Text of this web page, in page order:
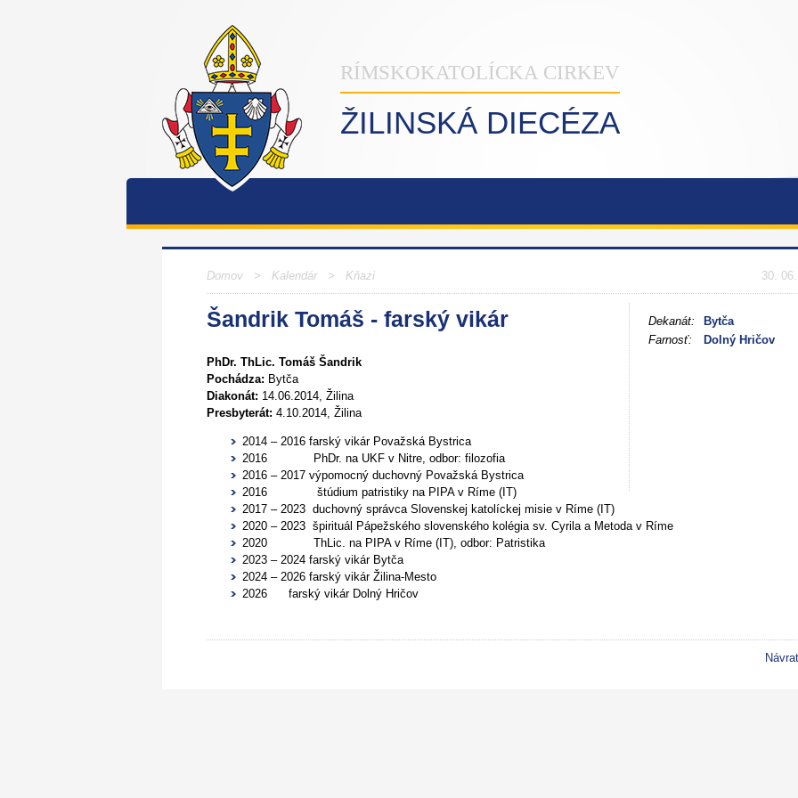
RÍMSKOKATOLÍCKA CIRKEV
ŽILINSKÁ DIECÉZA
30.
Domov > Kalendár > Kňazi
Dekanát:
Bytča
Farnosť:
Dolný Hričov
Šandrik Tomáš - farský vikár
PhDr. ThLic. Tomáš Šandrik
Pochádza: Bytča
Diakonát: 14.06.2014, Žilina
Presbyterát: 4.10.2014, Žilina
2014 – 2016 farský vikár Považská Bystrica
2016 PhDr. na UKF v Nitre, odbor: filozofia
2016 – 2017 výpomocný duchovný Považská Bystrica
2016 štúdium patristiky na PIPA v Ríme (IT)
2017 – 2023 duchovný správca Slovenskej katolíckej misie v Ríme (IT)
2020 – 2023 špirituál Pápežského slovenského kolégia sv. Cyrila a Metoda v Ríme
2020 ThLic. na PIPA v Ríme (IT), odbor: Patristika
2023 – 2024 farský vikár Bytča
2024 – 2026 farský vikár Žilina-Mesto
2026
farský vikár Dolný Hričov